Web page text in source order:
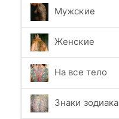
Мужские
Женские
На все тело
Знаки зодиака